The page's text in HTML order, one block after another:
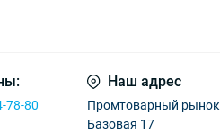
78-80
Наш адрес
Промтоварный рынок
Базовая 17